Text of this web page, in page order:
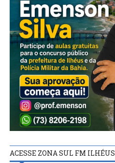
ACESSE ZONA SUL FM ILHÉUS